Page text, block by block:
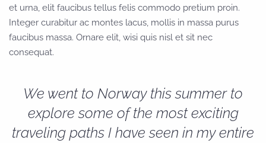
et urna, elit faucibus tellus felis commodo pretium proin.
Integer curabitur ac montes lacus, mollis in massa purus
faucibus massa. Ornare elit, wisi quis nisl et sit nec
consequat.
We went to Norway this summer to
explore some of the most exciting
traveling paths I have seen in my entire